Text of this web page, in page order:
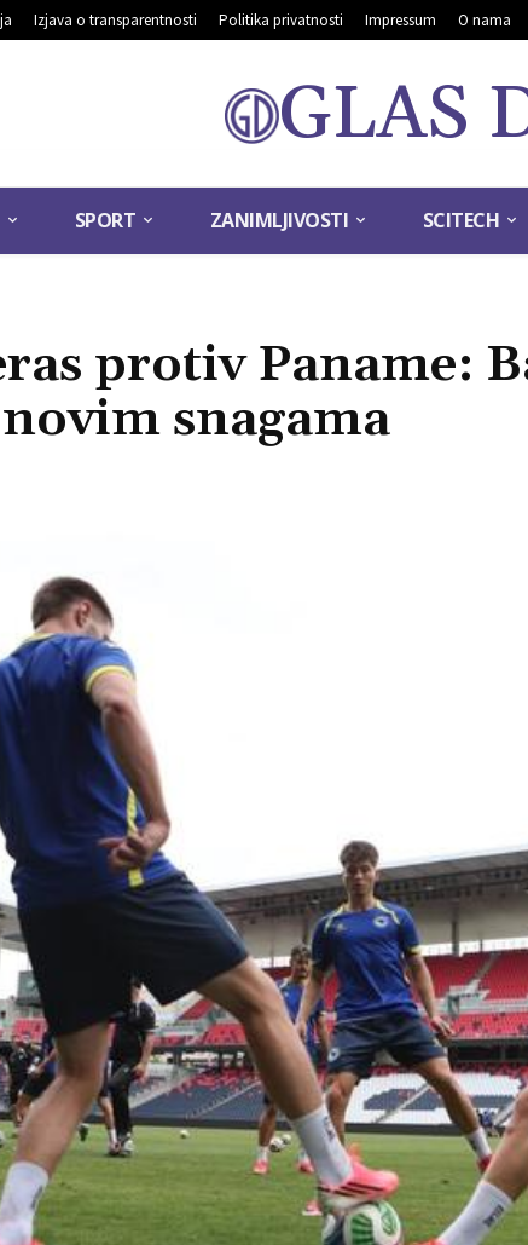
Izjava o transparentnosti Politika privatnosti Impressum O nama
GLAS
SPORT ZANIMLJIVOSTI SCITECH
protiv Paname:
snagama